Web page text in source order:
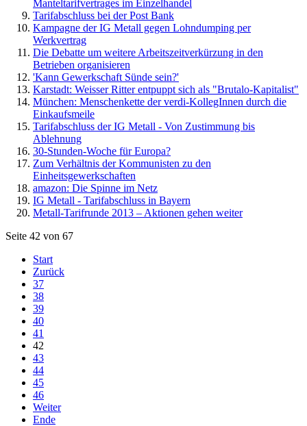
Manteltarifvertrages im Einzelhandel
Tarifabschluss bei der Post Bank
Kampagne der IG Metall gegen Lohndumping per
Werkvertrag
Die Debatte um weitere Arbeitszeitverkürzung in den
Betrieben organisieren
'Kann Gewerkschaft Sünde sein?'
Karstadt: Weisser Ritter entpuppt sich als "Brutalo-Kapitalist"
München: Menschenkette der verdi-KollegInnen durch die
Einkaufsmeile
Tarifabschluss der IG Metall - Von Zustimmung bis
Ablehnung
30-Stunden-Woche für Europa?
Zum Verhältnis der Kommunisten zu den
Einheitsgewerkschaften
amazon: Die Spinne im Netz
IG Metall - Tarifabschluss in Bayern
Metall-Tarifrunde 2013 – Aktionen gehen weiter
Seite 42 von 67
Start
Zurück
37
38
39
40
41
42
43
44
45
46
Weiter
Ende